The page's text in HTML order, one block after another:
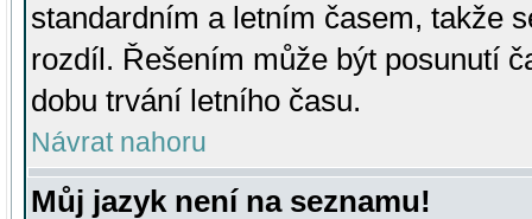
standardním a letním časem, takže
rozdíl. Řešením může být posunutí
dobu trvání letního času.
Návrat nahoru
Můj jazyk není na seznamu!